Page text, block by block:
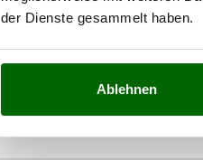
der Dienste gesammelt haben.
Ablehnen